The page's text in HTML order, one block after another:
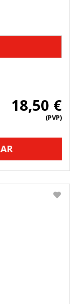
18,50 €
(PVP)